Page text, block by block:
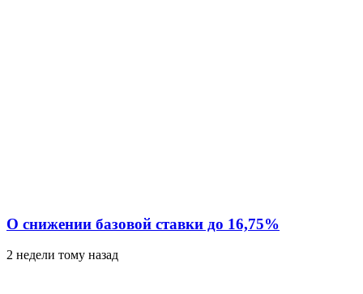
О снижении базовой ставки до 16,75%
2 недели тому назад